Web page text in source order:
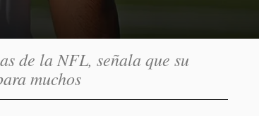
de la NFL, señala que su
muchos